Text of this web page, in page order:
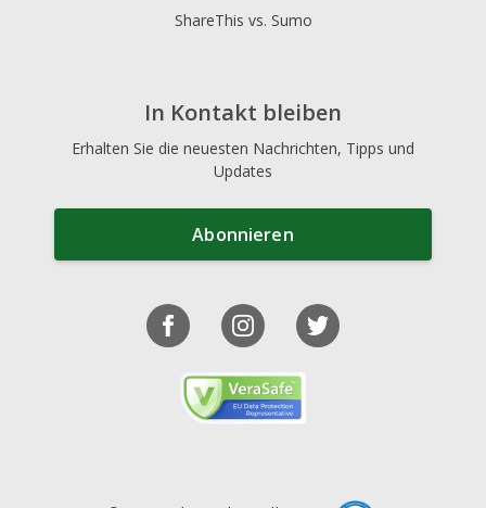
ShareThis vs. Sumo
In Kontakt bleiben
Erhalten Sie die neuesten Nachrichten, Tipps und
Updates
Abonnieren